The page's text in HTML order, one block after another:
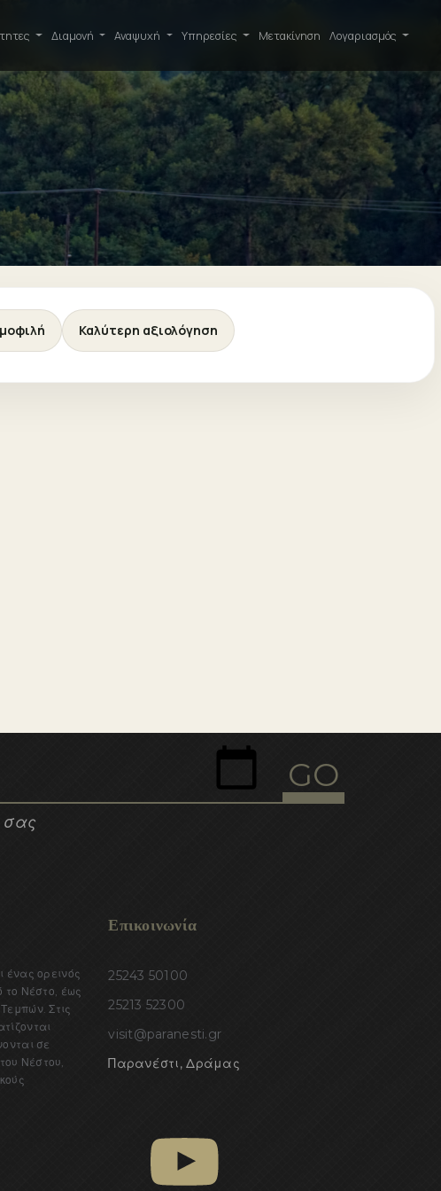
Διαμονή Αναψυχή Υπηρεσίες Μετακίνηση Λογαριασμός
Καλύτερη αξιολόγηση
σας
ένας ορεινός
το Νέστο, έως
Στις
σε
Νέστου,
Επικοινωνία
25243 50100
25213 52300
visit@paranesti.gr
Παρανέστι, Δράμας